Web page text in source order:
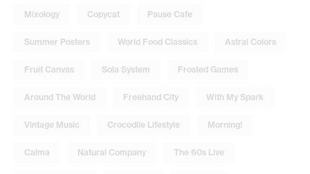
Mixology Copycat Pause Cafe
Summer Posters World Food Classics Astral Colors
Fruit Canvas Sola System Frosted Games
Around The World Freehand City With My Spark
Vintage Music Crocodile Lifestyle Morning!
Calma Natural Company The 60s Live